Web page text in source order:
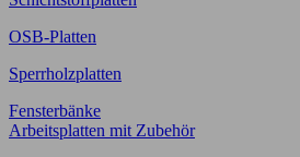
OSB-Platten
Sperrholzplatten
Fensterbänke
Arbeitsplatten mit Zubehör